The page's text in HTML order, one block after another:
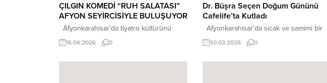
ÇILGIN KOMEDİ “RUH SALATASI”
AFYON SEYİRCİSİYLE BULUŞUYOR
Afyonkarahisar’da tiyatro kültürünü
büyütmek adına önemli organizasyonlara
imza atan Ömer Mazi, 8 sezonda 90
16.04.2026 0
Dr. Büşra Seçen Doğum Gününü
Cafelife’ta Kutladı
Afyonkarahisar’da sıcak ve samimi bir
doğum günü kutlaması ,şehrin sevilen
mekânlarından Cafelife’ta yapıldı.
30.03.2026 0